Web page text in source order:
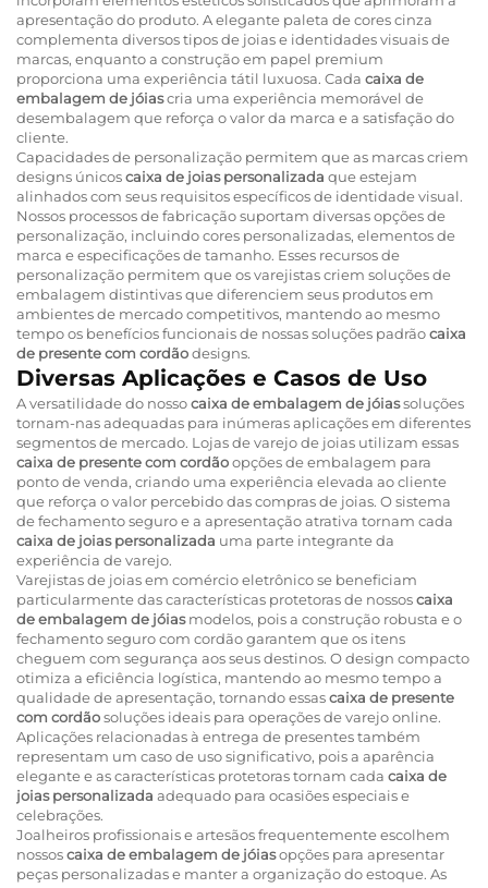
apresentação do produto. A elegante paleta de cores cinza
complementa diversos tipos de joias e identidades visuais de
marcas, enquanto a construção em papel premium
proporciona uma experiência tátil luxuosa. Cada caixa de
embalagem de jóiascria uma experiência memorável de
desembalagem que reforça o valor da marca e a satisfação do
cliente.
Capacidades de personalização permitem que as marcas criem
designs únicoscaixa de joias personalizada que estejam
alinhados com seus requisitos específicos de identidade visual.
Nossos processos de fabricação suportam diversas opções de
personalização, incluindo cores personalizadas, elementos de
marca e especificações de tamanho. Esses recursos de
personalização permitem que os varejistas criem soluções de
embalagem distintivas que diferenciem seus produtos em
ambientes de mercado competitivos, mantendo ao mesmo
tempo os benefícios funcionais de nossas soluções padrãocaixa
de presente com cordãodesigns.
Diversas Aplicações e Casos de Uso
A versatilidade do nossocaixa de embalagem de jóiassoluções
tornam-nas adequadas para inúmeras aplicações em diferentes
segmentos de mercado. Lojas de varejo de joias utilizam essas
caixa de presente com cordãoopções de embalagem para
ponto de venda, criando uma experiência elevada ao cliente
que reforça o valor percebido das compras de joias. O sistema
de fechamento seguro e a apresentação atrativa tornam cada
caixa de joias personalizada uma parte integrante da
experiência de varejo.
Varejistas de joias em comércio eletrônico se beneficiam
particularmente das características protetoras de nossoscaixa
de embalagem de jóiasmodelos, pois a construção robusta e o
fechamento seguro com cordão garantem que os itens
cheguem com segurança aos seus destinos. O design compacto
otimiza a eficiência logística, mantendo ao mesmo tempo a
qualidade de apresentação, tornando essascaixa de presente
com cordãosoluções ideais para operações de varejo online.
Aplicações relacionadas à entrega de presentes também
representam um caso de uso significativo, pois a aparência
elegante e as características protetoras tornam cada caixa de
joias personalizada adequado para ocasiões especiais e
celebrações.
Joalheiros profissionais e artesãos frequentemente escolhem
nossoscaixa de embalagem de jóiasopções para apresentar
peças personalizadas e manter a organização do estoque. As